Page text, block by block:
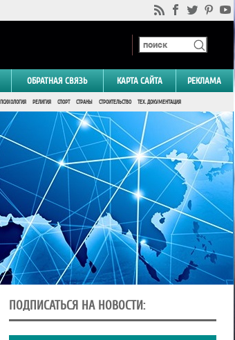
ОБРАТНАЯ СВЯЗЬ КАРТА САЙТА РЕКЛАМА
ПСИХОЛОГИЯ РЕЛИГИЯ СПОРТ СТРАНЫ СТРОИТЕЛЬСТВО ТЕХ. ДОКУМЕНТАЦИЯ
ПОДПИСАТЬСЯ НА НОВОСТИ: